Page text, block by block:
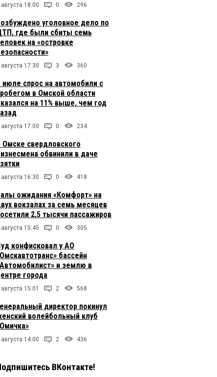
18:00 0 296
уголовное дело по
где были сбиты семь
на «островке
17:30 3 360
июле спрос на автомобили с
в Омской области
на 11% выше, чем год
17:00 0 234
Омске свердловского
обвинили в даче
16:30 0 418
ожидания «Комфорт» на
вокзалах за семь месяцев
2,5 тысячи пассажиров
15:45 0 305
конфисковал у АО
бассейн
и землю в
города
15:01 2 568
директор покинул
волейбольный клуб
14:00 2 436
ВКонтакте!